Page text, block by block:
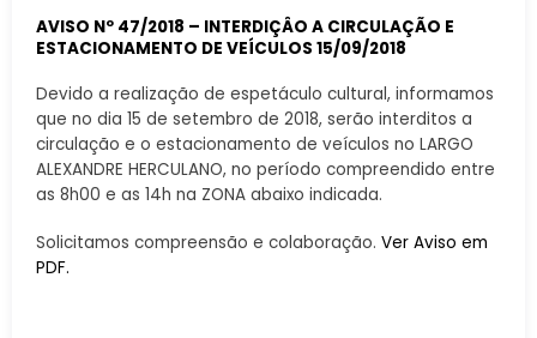
AVISO Nº 47/2018 – INTERDIÇÂO A CIRCULAÇÃO E
ESTACIONAMENTO DE VEÍCULOS 15/09/2018
Devido a realização de espetáculo cultural, informamos
que no dia 15 de setembro de 2018, serão interditos a
circulação e o estacionamento de veículos no LARGO
ALEXANDRE HERCULANO, no período compreendido entre
as 8h00 e as 14h na ZONA abaixo indicada.
Solicitamos compreensão e colaboração. Ver Aviso em
PDF.